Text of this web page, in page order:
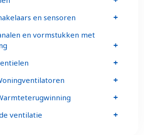
en sensoren
en vormstukken met
ventilatie